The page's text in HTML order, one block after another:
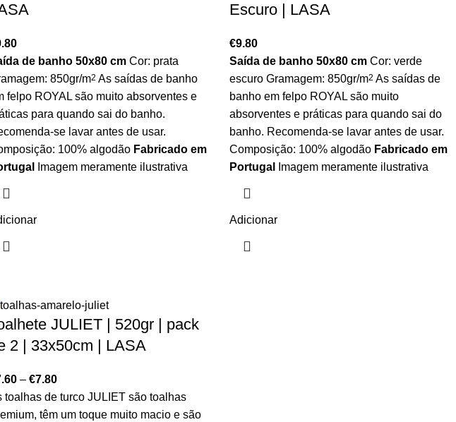
de banho 50x80 cm Cor: prata
850gr/m2 As saídas de banho
felpo ROYAL são muito absorventes e
para quando sai do banho.
se lavar antes de usar.
100% algodão Fabricado em
Imagem meramente ilustrativa
Escuro | LASA
€9.80
Saída de banho 50x80 cm Cor: verde
escuro Gramagem: 850gr/m2 As saídas de
banho em felpo ROYAL são muito
absorventes e práticas para quando sai do
banho. Recomenda-se lavar antes de usar.
Composição: 100% algodão Fabricado em
Portugal
Imagem meramente ilustrativa
Adicionar
JULIET | 520gr | pack
2 | 33x50cm | LASA
– €7.80
toalhas de turco JULIET são toalhas
têm um toque muito macio e são